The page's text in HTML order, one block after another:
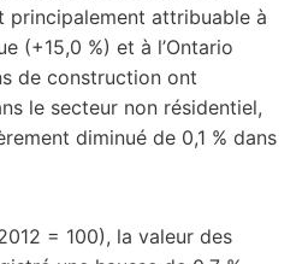
principalement attribuable à
(+15,0 %) et à l’Ontario
de construction ont
le secteur non résidentiel,
diminué de 0,1 % dans
= 100), la valeur des